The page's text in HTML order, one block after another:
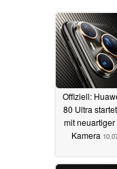
Offiziell:
80 Ultra
mit neuartiger
Kamera